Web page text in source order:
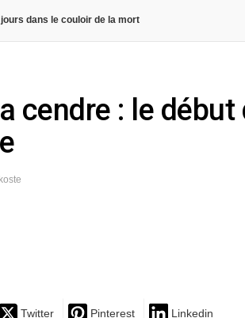
dans le couloir de la mort
cendre : le début
Twitter Pinterest Linkedin